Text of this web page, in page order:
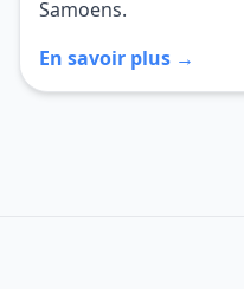
Samoens.
En savoir plus →